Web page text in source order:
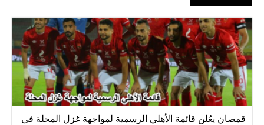
قمصان يعُلن قائمة الأهلي الرسمية لمواجهة غزل المحلة في